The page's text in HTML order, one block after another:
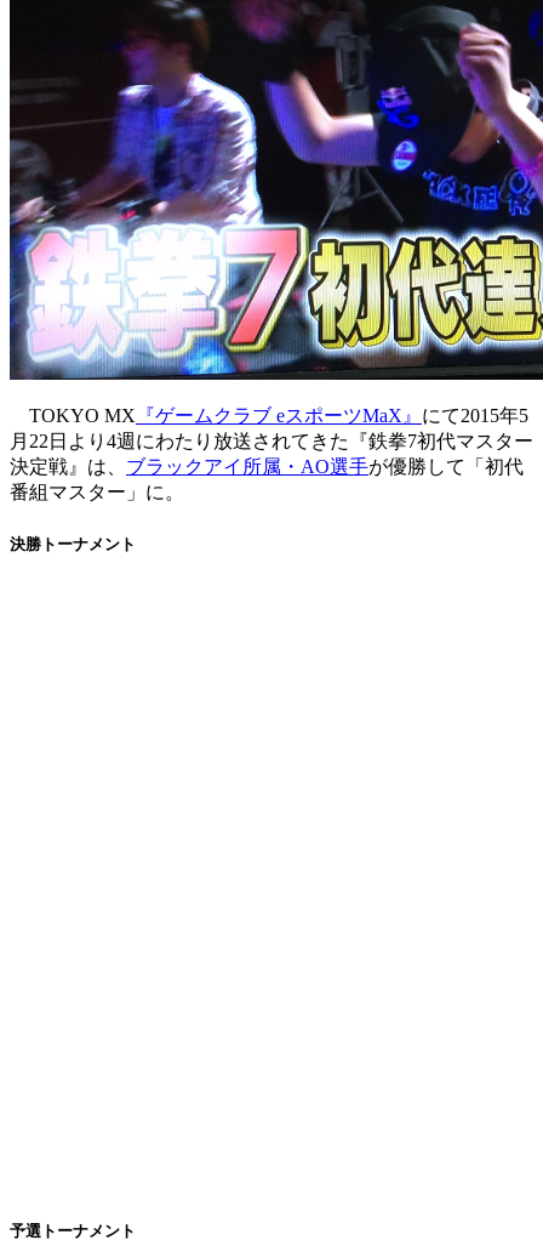
TOKYO MX 『ゲームクラブ eスポーツMaX』 にて2015年5
月22日より4週にわたり放送されてきた『鉄拳7初代マスター
決定戦』は、 ブラックアイ所属・AO選手が優勝して「初代
番組マスター」に。
決勝トーナメント
予選トーナメント